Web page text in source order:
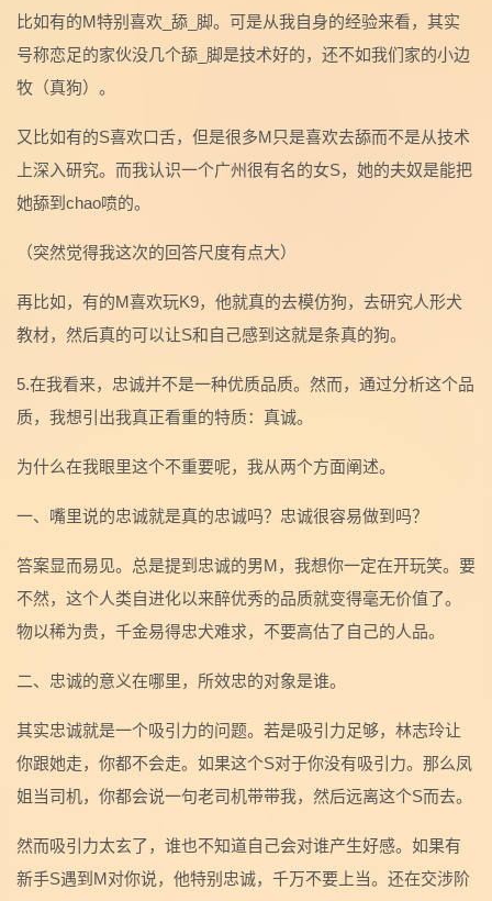
比如有的M特别喜欢_舔_脚。可是从我自身的经验来看，其实
号称恋足的家伙没几个舔_脚是技术好的，还不如我们家的小边
牧（真狗）。
又比如有的S喜欢口舌，但是很多M只是喜欢去舔而不是从技术
上深入研究。而我认识一个广州很有名的女S，她的夫奴是能把
她舔到chao喷的。
（突然觉得我这次的回答尺度有点大）
再比如，有的M喜欢玩K9，他就真的去模仿狗，去研究人形犬
教材，然后真的可以让S和自己感到这就是条真的狗。
5.在我看来，忠诚并不是一种优质品质。然而，通过分析这个品
质，我想引出我真正看重的特质：真诚。
为什么在我眼里这个不重要呢，我从两个方面阐述。
一、嘴里说的忠诚就是真的忠诚吗？忠诚很容易做到吗？
答案显而易见。总是提到忠诚的男M，我想你一定在开玩笑。要
不然，这个人类自进化以来醉优秀的品质就变得毫无价值了。
物以稀为贵，千金易得忠犬难求，不要高估了自己的人品。
二、忠诚的意义在哪里，所效忠的对象是谁。
其实忠诚就是一个吸引力的问题。若是吸引力足够，林志玲让
你跟她走，你都不会走。如果这个S对于你没有吸引力。那么凤
姐当司机，你都会说一句老司机带带我，然后远离这个S而去。
然而吸引力太玄了，谁也不知道自己会对谁产生好感。如果有
新手S遇到M对你说，他特别忠诚，千万不要上当。还在交涉阶